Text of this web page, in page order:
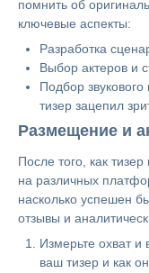
помнить об
ключевые аспекты:
Разработка
Выбор актеров и
Подбор
тизер зацепил
Размещение и
После того, как
на различных
насколько успешен
отзывы и
Измерьте охват и
ваш тизер и как